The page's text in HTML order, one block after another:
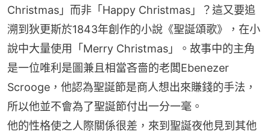
Christmas」而非「Happy Christmas」？這又要追
溯到狄更斯於1843年創作的小說《聖誕頌歌》，在小
說中大量使用「Merry Christmas」。故事中的主角
是一位唯利是圖兼且相當吝嗇的老闆Ebenezer
Scrooge，他認為聖誕節是商人想出來賺錢的手法，
所以他並不會為了聖誕節付出一分一毫。
他的性格使之人際關係很差，來到聖誕夜他見到其他